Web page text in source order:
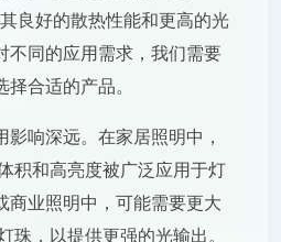
良好的散热性能和更高的光
不同的应用需求，我们需要
合适的产品。
影响深远。在家居照明中，
积和高亮度被广泛应用于灯
商业照明中，可能需要更大
珠，以提供更强的光输出。